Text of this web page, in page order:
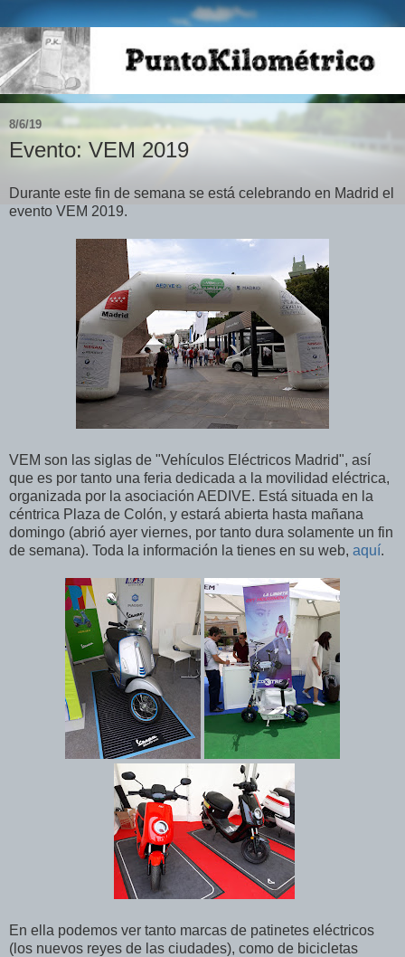
8/6/19
Evento: VEM 2019
Durante este fin de semana se está celebrando en Madrid el
evento VEM 2019.
VEM son las siglas de "Vehículos Eléctricos Madrid", así
que es por tanto una feria dedicada a la movilidad eléctrica,
organizada por la asociación AEDIVE. Está situada en la
céntrica Plaza de Colón, y estará abierta hasta mañana
domingo (abrió ayer viernes, por tanto dura solamente un fin
de semana). Toda la información la tienes en su web, aquí.
En ella podemos ver tanto marcas de patinetes eléctricos
(los nuevos reyes de las ciudades), como de bicicletas